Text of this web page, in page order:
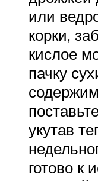
или
корки,
кислое
пачку
укутав
готово к